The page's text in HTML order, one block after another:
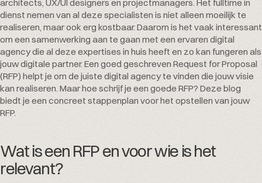
architects, UX/UI designers en projectmanagers. Het fulltime in
dienst nemen van al deze specialisten is niet alleen moeilijk te
realiseren, maar ook erg kostbaar. Daarom is het vaak interessant
om een samenwerking aan te gaan met een ervaren digital
agency die al deze expertises in huis heeft en zo kan fungeren als
jouw digitale partner. Een goed geschreven Request for Proposal
(RFP) helpt je om de juiste digital agency te vinden die jouw visie
kan realiseren. Maar hoe schrijf je een goede RFP? Deze blog
biedt je een concreet stappenplan voor het opstellen van jouw
RFP.
Wat is een RFP en voor wie is het
relevant?